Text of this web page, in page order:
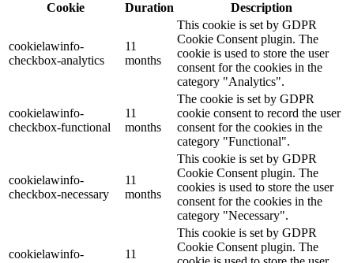
Cookie
Duration Description
cookielawinfo-
checkbox-analytics
11
months
This cookie is set by GDPR
Cookie Consent plugin. The
cookie is used to store the user
consent for the cookies in the
category "Analytics".
cookielawinfo-
checkbox-functional
11
months
The cookie is set by GDPR
cookie consent to record the user
consent for the cookies in the
category "Functional".
cookielawinfo-
checkbox-necessary
11
months
This cookie is set by GDPR
Cookie Consent plugin. The
cookies is used to store the user
consent for the cookies in the
category "Necessary".
cookielawinfo-
11
This cookie is set by GDPR
Cookie Consent plugin. The